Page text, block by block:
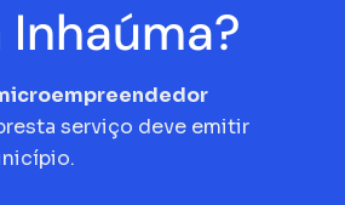
serviço deve emitir